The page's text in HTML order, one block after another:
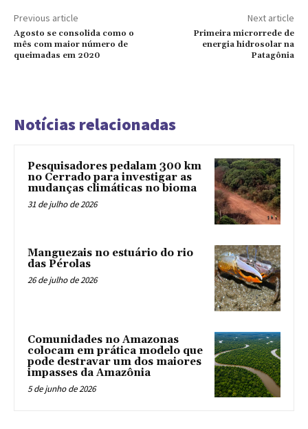
Previous article
Agosto se consolida como o
mês com maior número de
queimadas em 2020
Next article
Primeira microrrede de
energia hidrosolar na
Patagônia
Notícias relacionadas
Pesquisadores pedalam 300 km
no Cerrado para investigar as
mudanças climáticas no bioma
31 de julho de 2026
Manguezais no estuário do rio
das Pérolas
26 de julho de 2026
Comunidades no Amazonas
colocam em prática modelo que
pode destravar um dos maiores
impasses da Amazônia
5 de junho de 2026